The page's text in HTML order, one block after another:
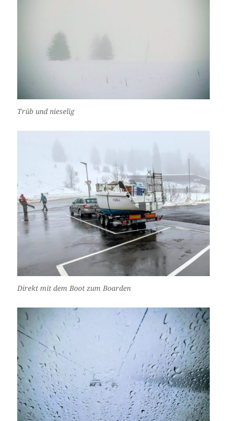
Trüb und nieselig
Direkt mit dem Boot zum Boarden